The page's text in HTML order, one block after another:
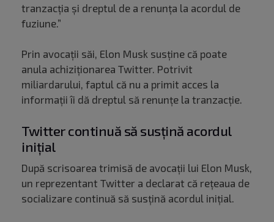
tranzacția și dreptul de a renunța la acordul de
fuziune.”
Prin avocații săi, Elon Musk susține că poate
anula achiziționarea Twitter. Potrivit
miliardarului, faptul că nu a primit acces la
informații îi dă dreptul să renunțe la tranzacție.
Twitter continuă să susțină acordul
inițial
După scrisoarea trimisă de avocații lui Elon Musk,
un reprezentant Twitter a declarat că rețeaua de
socializare continuă să susțină acordul inițial.